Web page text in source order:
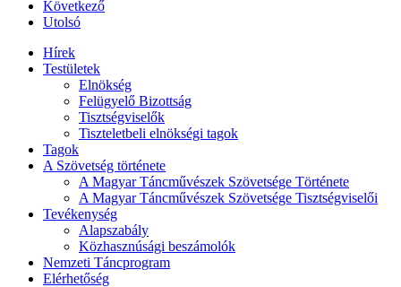
Következő
Utolsó
Hírek
Testületek
Elnökség
Felügyelő Bizottság
Tisztségviselők
Tiszteletbeli elnökségi tagok
Tagok
A Szövetség története
A Magyar Táncművészek Szövetsége Története
A Magyar Táncművészek Szövetsége Tisztségviselői
Tevékenység
Alapszabály
Közhasznúsági beszámolók
Nemzeti Táncprogram
Elérhetőség